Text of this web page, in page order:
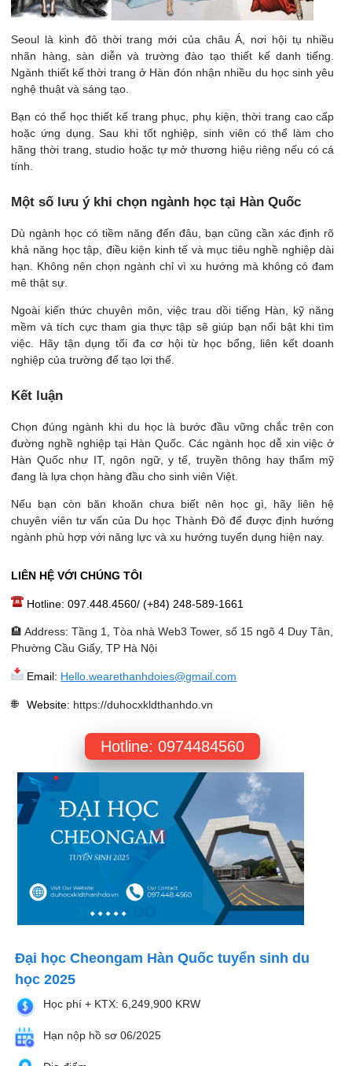
Seoul là kinh đô thời trang mới của châu Á, nơi hội tụ nhiều
nhãn hàng, sàn diễn và trường đào tạo thiết kế danh tiếng.
Ngành thiết kế thời trang ở Hàn đón nhận nhiều du học sinh yêu
nghệ thuật và sáng tạo.
Bạn có thể học thiết kế trang phục, phụ kiện, thời trang cao cấp
hoặc ứng dụng. Sau khi tốt nghiệp, sinh viên có thể làm cho
hãng thời trang, studio hoặc tự mở thương hiệu riêng nếu có cá
tính.
Một số lưu ý khi chọn ngành học tại Hàn Quốc
Dù ngành học có tiềm năng đến đâu, bạn cũng cần xác định rõ
khả năng học tập, điều kiện kinh tế và mục tiêu nghề nghiệp dài
hạn. Không nên chọn ngành chỉ vì xu hướng mà không có đam
mê thật sự.
Ngoài kiến thức chuyên môn, việc trau dồi tiếng Hàn, kỹ năng
mềm và tích cực tham gia thực tập sẽ giúp bạn nổi bật khi tìm
việc. Hãy tận dụng tối đa cơ hội từ học bổng, liên kết doanh
nghiệp của trường để tạo lợi thế.
Kết luận
Chọn đúng ngành khi du học là bước đầu vững chắc trên con
đường nghề nghiệp tại Hàn Quốc. Các ngành học dễ xin việc ở
Hàn Quốc như IT, ngôn ngữ, y tế, truyền thông hay thẩm mỹ
đang là lựa chọn hàng đầu cho sinh viên Việt.
Nếu bạn còn băn khoăn chưa biết nên học gì, hãy liên hệ
chuyên viên tư vấn của Du học Thành Đô để được định hướng
ngành phù hợp với năng lực và xu hướng tuyển dụng hiện nay.
LIÊN HỆ VỚI CHÚNG TÔI
Hotline: 097.448.4560/ (+84) 248-589-1661
🏨 Address: Tầng 1, Tòa nhà Web3 Tower, số 15 ngõ 4 Duy Tân,
Phường Cầu Giấy, TP Hà Nội
Email: Hello.wearethanhdoies@gmail.com
Website: https://duhocxkldthanhdo.vn
Hotline: 0974484560
Đại học Cheongam Hàn Quốc tuyển sinh du
học 2025
Học phí + KTX: 6,249,900 KRW
Hạn nộp hồ sơ 06/2025